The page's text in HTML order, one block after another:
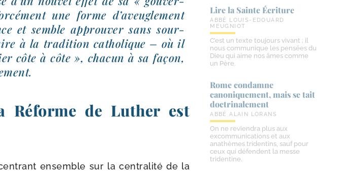
une forme d’aveuglement
et semble approu­ver sans sour­
à la tra­di­tion catho­lique – où il
côte à côte », cha­cun à sa façon,
Réforme de Luther est
ensemble sur la cen­tra­li­té de la
Lire la Sainte Écriture
ABBÉ LOUIS-EDOUARD
MEUGNIOT
C’est un texte toujours vivant ; il
nous communique les pensées du
Dieu qui aime nos âmes comme
un Père.
Rome condamne
canoniquement, mais se tait
doctrinalement
ABBÉ ALAIN LORANS
On ne reviendra plus aux
excommunications et aux
anathèmes tridentins, sauf pour
ceux qui défendent la messe
tridentine.